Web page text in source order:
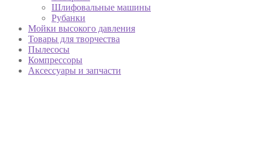
Шлифовальные машины
Рубанки
Мойки высокого давления
Товары для творчества
Пылесосы
Компрессоры
Аксессуары и запчасти